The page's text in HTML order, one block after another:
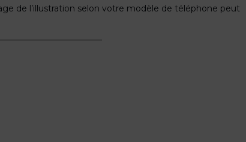
de l’illustration selon votre modèle de téléphone peut